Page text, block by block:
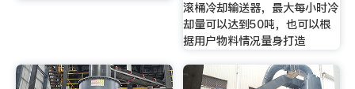
滚桶冷却输送器，最大每小时冷
却量可以达到50吨，也可以根
据用户物料情况量身打造